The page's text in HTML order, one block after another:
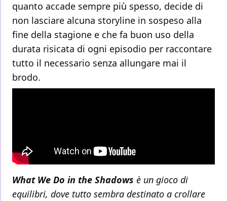
quanto accade sempre più spesso, decide di
non lasciare alcuna storyline in sospeso alla
fine della stagione e che fa buon uso della
durata risicata di ogni episodio per raccontare
tutto il necessario senza allungare mai il
brodo.
What We Do in the Shadows è un gioco di
equilibri, dove tutto sembra destinato a crollare